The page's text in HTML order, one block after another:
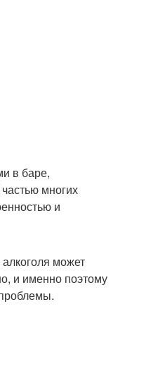
в баре,
многих
и
может
и именно поэтому